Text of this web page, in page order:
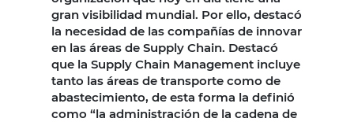
gran visibilidad mundial. Por ello, destacó
la necesidad de las compañías de innovar
en las áreas de Supply Chain. Destacó
que la Supply Chain Management incluye
tanto las áreas de transporte como de
abastecimiento, de esta forma la definió
como “la administración de la cadena de